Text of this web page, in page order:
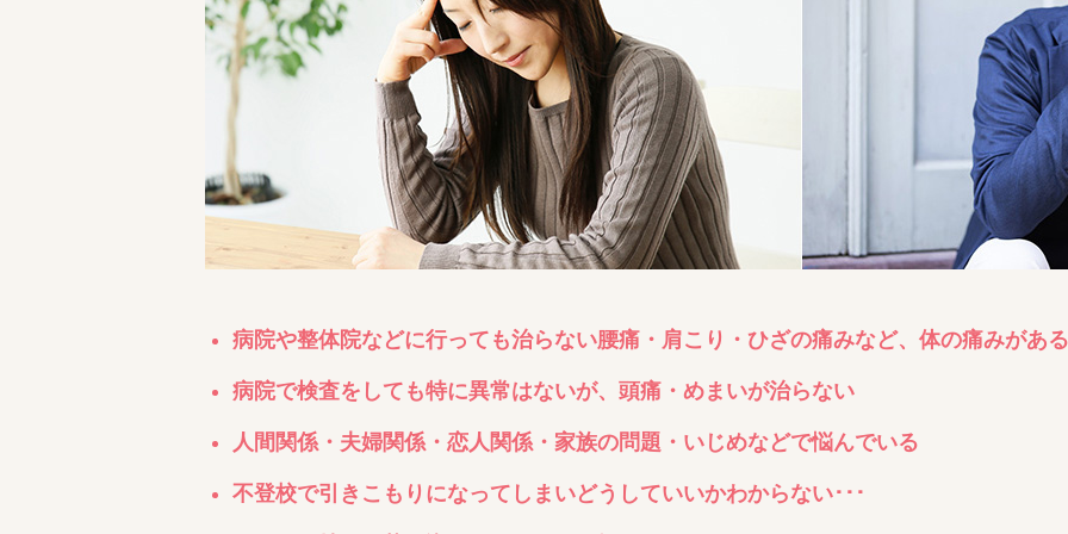
病院や整体院などに行っても治らない腰痛・肩こり・ひざの痛みなど、体の痛みがある
病院で検査をしても特に異常はないが、頭痛・めまいが治らない
人間関係・夫婦関係・恋人関係・家族の問題・いじめなどで悩んでいる
不登校で引きこもりになってしまいどうしていいかわからない･･･